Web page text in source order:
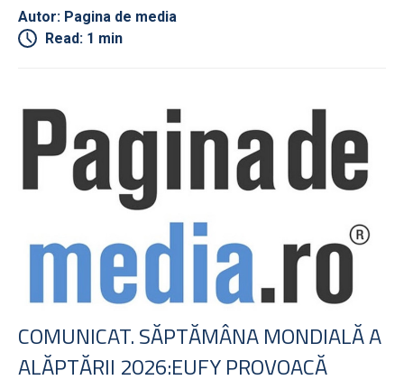
Autor: Pagina de media
Read: 1 min
COMUNICAT. SĂPTĂMÂNA MONDIALĂ A
ALĂPTĂRII 2026:EUFY PROVOACĂ